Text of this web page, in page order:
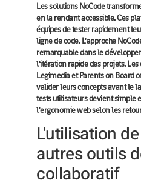
Les solutions NoCode
en la rendant accessible. Ces
équipes de tester rapidement
ligne de code. L'approche
remarquable dans le
l'itération rapide des projets.
Legimedia et Parents on Board
valider leurs concepts avant le
tests utilisateurs devient simple
l'ergonomie web selon les
L'utilisation
autres outils
collaboratif